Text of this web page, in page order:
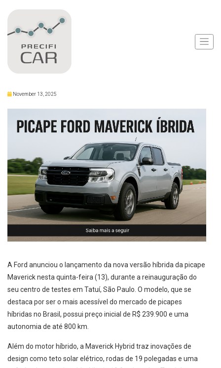
Ford Lança Maverick
Híbrida em SP
November 13, 2025
A Ford anunciou o lançamento da nova versão híbrida da picape
Maverick nesta quinta-feira (13), durante a reinauguração do
seu centro de testes em Tatuí, São Paulo. O modelo, que se
destaca por ser o mais acessível do mercado de picapes
híbridas no Brasil, possui preço inicial de R$ 239.900 e uma
autonomia de até 800 km.
Além do motor híbrido, a Maverick Hybrid traz inovações de
design como teto solar elétrico, rodas de 19 polegadas e uma